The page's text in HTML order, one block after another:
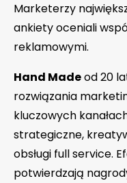
Marketerzy
ankiety oceniali
reklamowymi.
Hand Madeod 20
rozwiązania
kluczowych
strategiczne,
obsługi full service.
potwierdzają